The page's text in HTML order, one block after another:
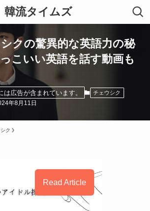
韓流タイムズ
クの驚異的な英語力の秘
こいい英語を話す動画も
広告が含まれています。 チェウシク
年8月11日
ク
Read Article